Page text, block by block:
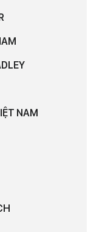
NAM